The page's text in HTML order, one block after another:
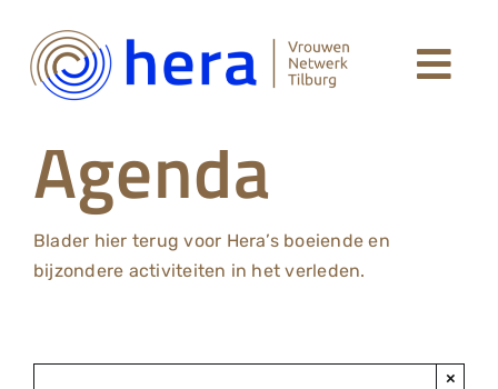
naar
inhoud
Leden Hera Netwerk
Agenda
Agenda
Blader hier terug voor Hera’s boeiende en
bijzondere activiteiten in het verleden.
×